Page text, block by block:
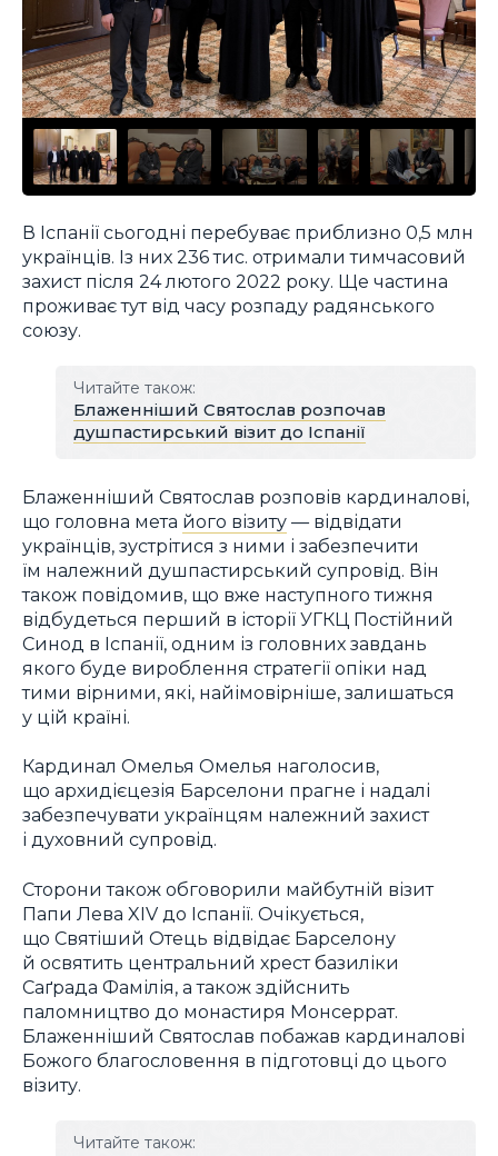
В Іспанії сьогодні перебуває приблизно 0,5 млн
українців. Із них 236 тис. отримали тимчасовий
захист після 24 лютого 2022 року. Ще частина
проживає тут від часу розпаду радянського
союзу.
Читайте також:
Блаженніший Святослав розпочав
душпастирський візит до Іспанії
Блаженніший Святослав розповів кардиналові,
що головна мета його візиту — відвідати
українців, зустрітися з ними і забезпечити
їм належний душпастирський супровід. Він
також повідомив, що вже наступного тижня
відбудеться перший в історії УГКЦ Постійний
Синод в Іспанії, одним із головних завдань
якого буде вироблення стратегії опіки над
тими вірними, які, найімовірніше, залишаться
у цій країні.
Кардинал Омелья Омелья наголосив,
що архидієцезія Барселони прагне і надалі
забезпечувати українцям належний захист
і духовний супровід.
Сторони також обговорили майбутній візит
Папи Лева XIV до Іспанії. Очікується,
що Святіший Отець відвідає Барселону
й освятить центральний хрест базиліки
Саґрада Фамілія, а також здійснить
паломництво до монастиря Монсеррат.
Блаженніший Святослав побажав кардиналові
Божого благословення в підготовці до цього
візиту.
Читайте також: